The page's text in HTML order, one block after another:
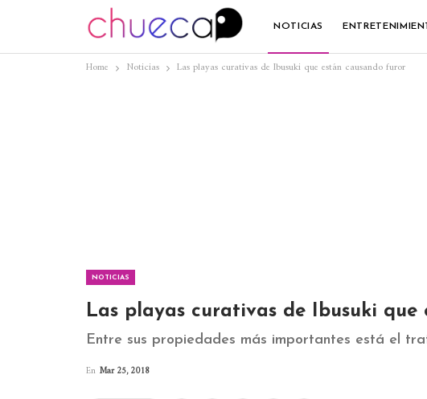
NOTICIAS
Home Noticias Las playas curativas de Ibusuki que están causando furor
NOTICIAS
Las playas curativas de Ibusuki
Entre sus propiedades más importantes está el
En Mar 25, 2018